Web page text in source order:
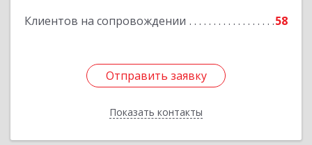
Клиентов на сопровождении 58
Отправить заявку
Показать контакты
Отправить заявку
Назад